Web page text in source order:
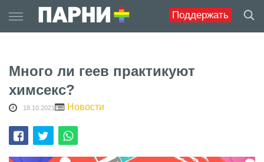
Поддержать
to
content
Много ли геев практикуют
химсекс?
18.10.2021 Новости